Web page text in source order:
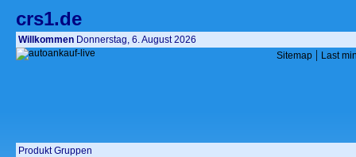
crs1.de
Willkommen Donnerstag, 6. August 2026
Sitemap | Last
Produkt Gruppen